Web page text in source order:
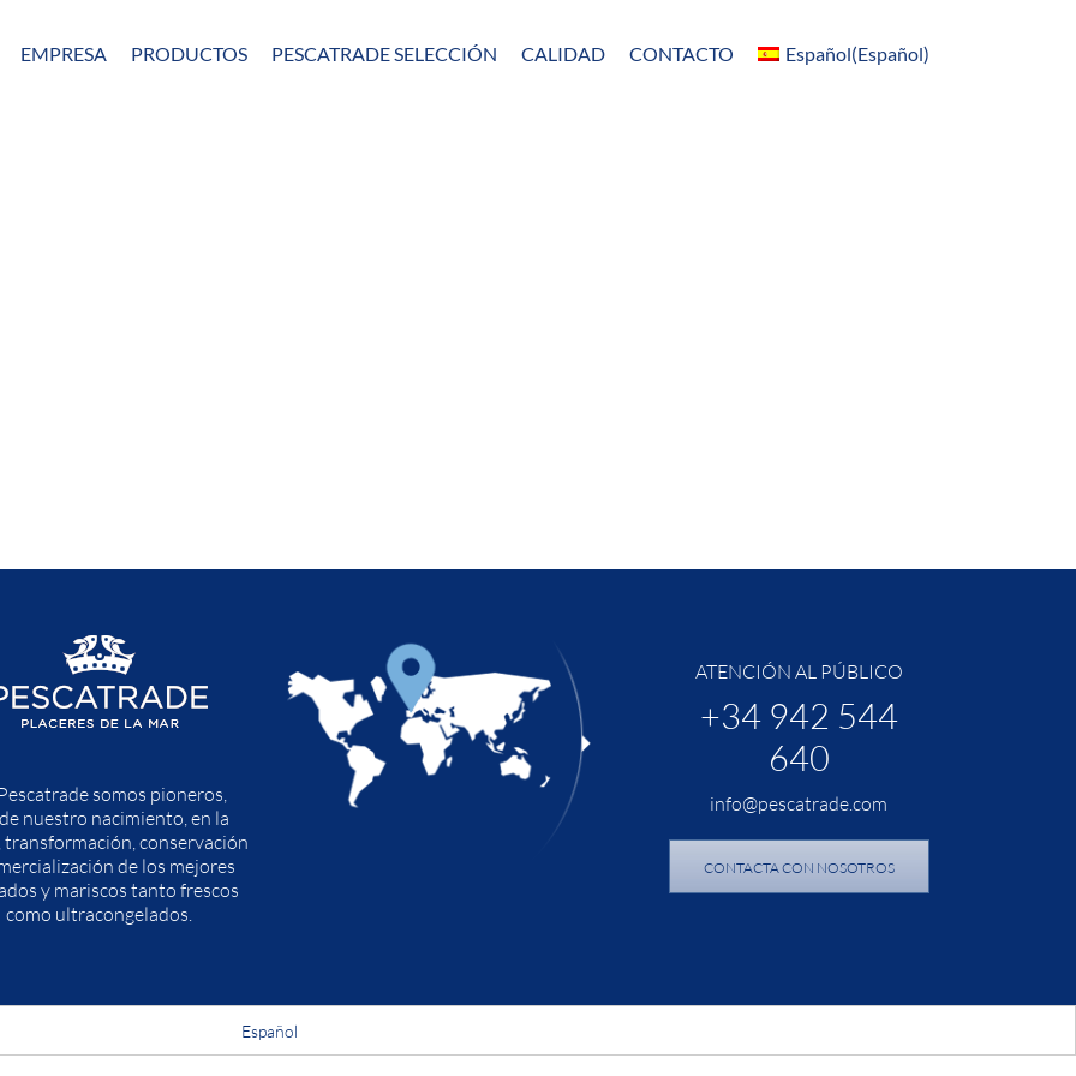
EMPRESA PRODUCTOS PESCATRADE SELECCIÓN CALIDAD CONTACTO Español(Español)
somos pioneros,
nuestro nacimiento, en la
transformación, conservación
de los mejores
y mariscos tanto frescos
como ultracongelados.
ATENCIÓN AL PÚBLICO
+34 942 544
640
info@pescatrade.com
CONTACTA CON NOSOTROS
Español